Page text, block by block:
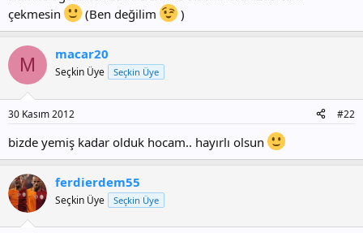
çekmesin
(Ben değilim )
M macar20
Seçkin Üye Seçkin Üye
30 Kasım 2012 #22
bizde yemiş kadar olduk hocam.. hayırlı olsun
ferdierdem55
Seçkin Üye Seçkin Üye